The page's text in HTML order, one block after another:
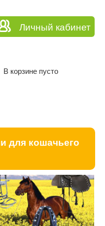
Личный кабинет
В корзине пусто
для кошачьего